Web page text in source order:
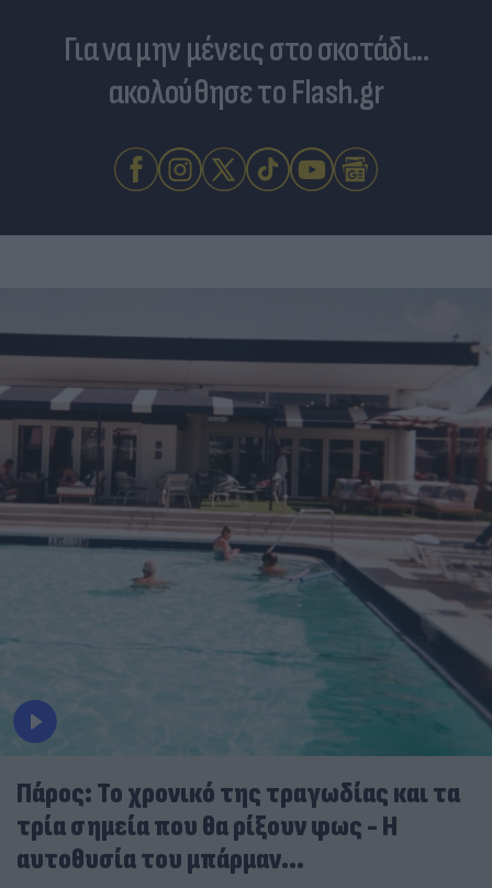
Για να μην μένεις στο σκοτάδι...
ακολούθησε το Flash.gr
Πάρος: Το χρονικό της τραγωδίας και τα
τρία σημεία που θα ρίξουν φως - Η
αυτοθυσία του μπάρμαν...